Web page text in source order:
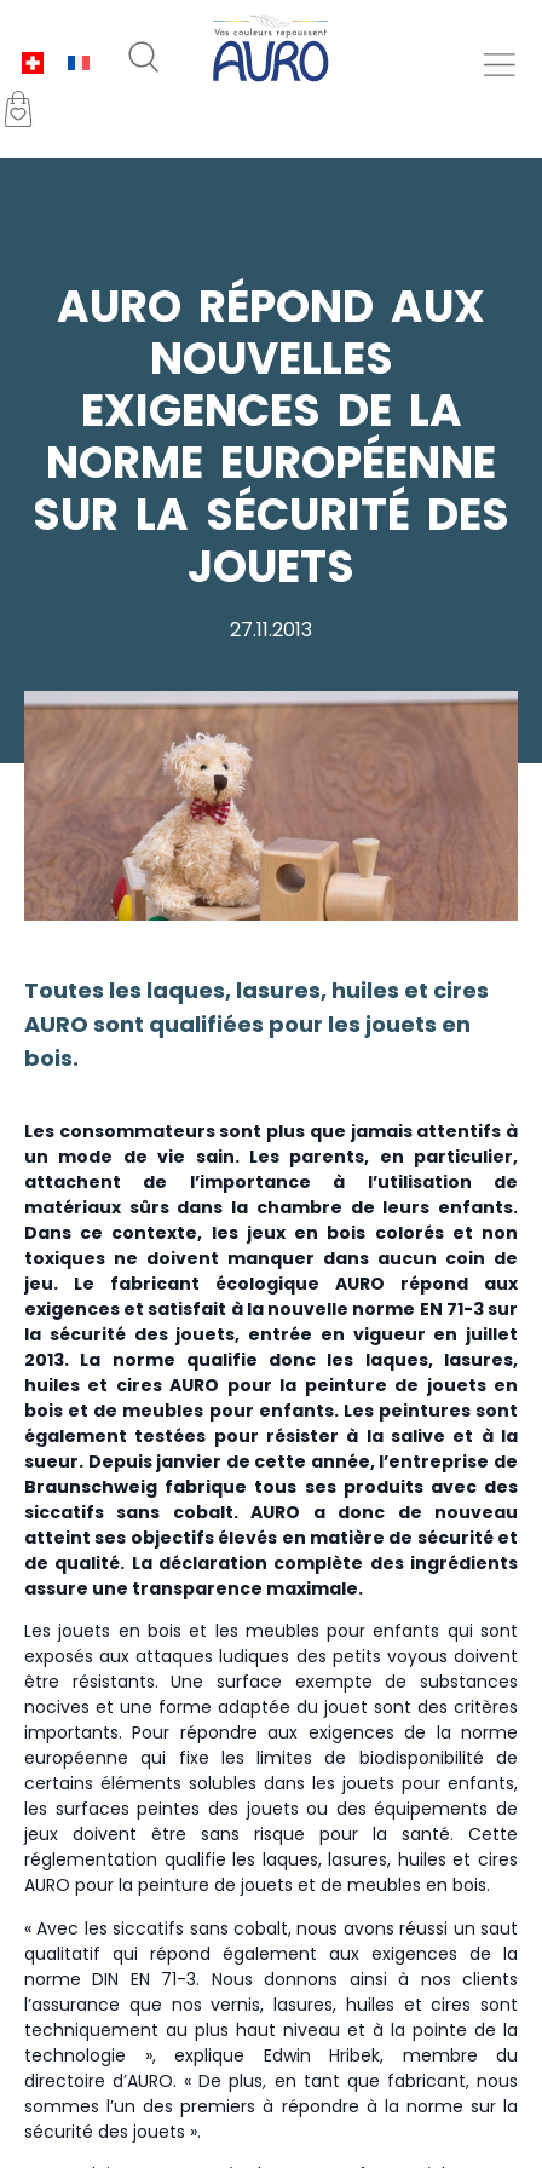
AURO RÉPOND AUX
NOUVELLES
EXIGENCES DE LA
NORME EUROPÉENNE
SUR LA SÉCURITÉ DES
JOUETS
27.11.2013
Toutes les laques, lasures, huiles et cires
AURO sont qualifiées pour les jouets en
bois.
Les consommateurs sont plus que jamais attentifs à
un mode de vie sain. Les parents, en particulier,
attachent de l’importance à l’utilisation de
matériaux sûrs dans la chambre de leurs enfants.
Dans ce contexte, les jeux en bois colorés et non
toxiques ne doivent manquer dans aucun coin de
jeu. Le fabricant écologique AURO répond aux
exigences et satisfait à la nouvelle norme EN 71-3 sur
la sécurité des jouets, entrée en vigueur en juillet
2013. La norme qualifie donc les laques, lasures,
huiles et cires AURO pour la peinture de jouets en
bois et de meubles pour enfants. Les peintures sont
également testées pour résister à la salive et à la
sueur. Depuis janvier de cette année, l’entreprise de
Braunschweig fabrique tous ses produits avec des
siccatifs sans cobalt. AURO a donc de nouveau
atteint ses objectifs élevés en matière de sécurité et
de qualité. La déclaration complète des ingrédients
assure une transparence maximale.
Les jouets en bois et les meubles pour enfants qui sont
exposés aux attaques ludiques des petits voyous doivent
être résistants. Une surface exempte de substances
nocives et une forme adaptée du jouet sont des critères
importants. Pour répondre aux exigences de la norme
européenne qui fixe les limites de biodisponibilité de
certains éléments solubles dans les jouets pour enfants,
les surfaces peintes des jouets ou des équipements de
jeux doivent être sans risque pour la santé. Cette
réglementation qualifie les laques, lasures, huiles et cires
AURO pour la peinture de jouets et de meubles en bois.
« Avec les siccatifs sans cobalt, nous avons réussi un saut
qualitatif qui répond également aux exigences de la
norme DIN EN 71-3. Nous donnons ainsi à nos clients
l’assurance que nos vernis, lasures, huiles et cires sont
techniquement au plus haut niveau et à la pointe de la
technologie », explique Edwin Hribek, membre du
directoire d’AURO. « De plus, en tant que fabricant, nous
sommes l’un des premiers à répondre à la norme sur la
sécurité des jouets ».